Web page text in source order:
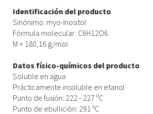
Identificación del producto
Sinónimo: myo-Inositol
Fórmula molecular: C6H12O6
M = 180,16 g/mol
Datos físico-químicos del producto
Soluble en agua
Prácticamente insoluble en etanol
Punto de fusión: 222 - 227 ºC
Punto de ebullición: 291 ºC